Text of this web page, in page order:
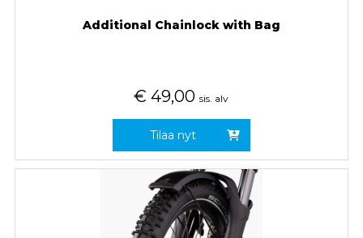
Additional Chainlock with Bag
€ 49,00 sis. alv
Tilaa nyt